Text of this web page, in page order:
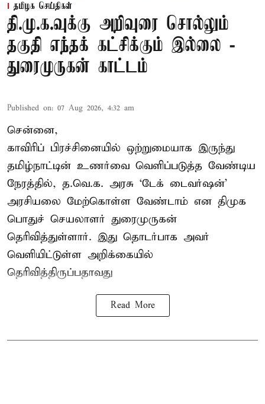
தமிழக செய்திகள்
தி.மு.க.வுக்கு அறிவுரை சொல்லும்
தகுதி எந்தக் கட்சிக்கும் இல்லை -
துரைமுருகன் காட்டம்
Published on: 07 Aug 2026, 4:32 am
சென்னை,
காவிரிப் பிரச்சினையில் ஒற்றுமையாக இருந்து
தமிழ்நாட்டின் உணர்வை வெளிப்படுத்த வேண்டிய
நேரத்தில், த.வெ.க. அரசு ‘டேக் டைவர்ஷன்’
அரசியலை மேற்கொள்ள வேண்டாம் என திமுக
பொதுச் செயலாளர் துரைமுருகன்
தெரிவித்துள்ளார். இது தொடர்பாக அவர்
வெளியிட்டுள்ள அறிக்கையில்
தெரிவித்திருப்பதாவது
Read More